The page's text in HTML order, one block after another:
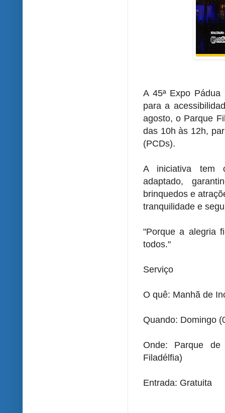
A 45ª Expo Pádua
para a
agosto, o Parque
das 10h às 12h,
(PCDs).
A iniciativa tem
adaptado,
brinquedos e
tranquilidade e
"Porque a alegria
todos."
Serviço
O quê: Manhã de
Quando: Domingo
Onde: Parque de
Filadélfia)
Entrada: Gratuita